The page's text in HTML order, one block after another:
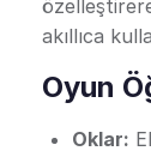
akıllıca
Oyun
Oklar: